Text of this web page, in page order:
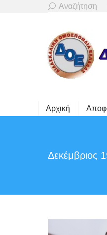
Search:
Αναζήτηση
Αρχική
Δεκέμβριος